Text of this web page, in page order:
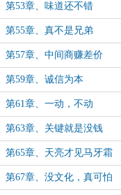
第53章、味道还不错
第55章、真不是兄弟
第57章、中间商赚差价
第59章、诚信为本
第61章、一动，不动
第63章、关键就是没钱
第65章、天亮才见马牙霜
第67章、没文化，真可怕